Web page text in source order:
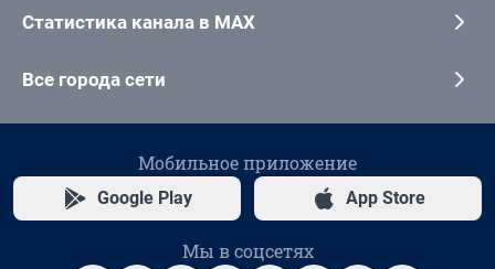
Статистика канала в MAX
Все города сети
Мобильное приложение
Google Play App Store
Мы в соцсетях